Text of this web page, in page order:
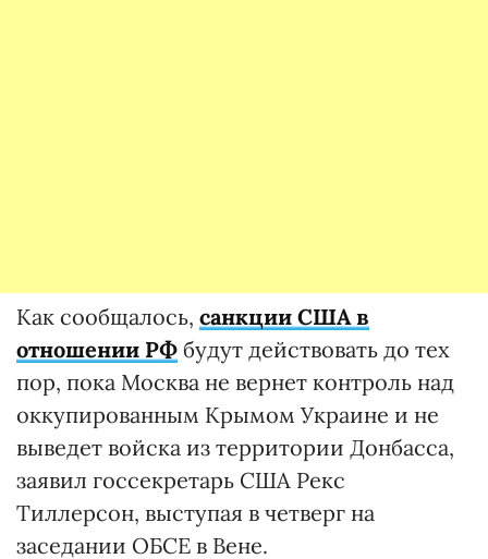
Как сообщалось, санкции США в
отношении РФ будут действовать до тех
пор, пока Москва не вернет контроль над
оккупированным Крымом Украине и не
выведет войска из территории Донбасса,
заявил госсекретарь США Рекс
Тиллерсон, выступая в четверг на
заседании ОБСЕ в Вене.